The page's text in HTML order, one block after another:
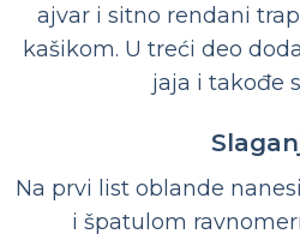
ajvar i sitno rendani
kašikom. U treći deo
jaja i takođe
Na prvi list oblande
i špatulom